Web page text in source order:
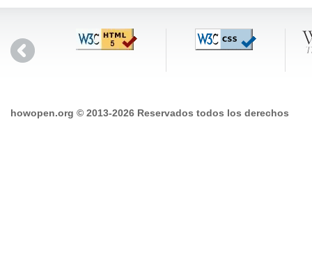
howopen.org © 2013-2026 Reservados todos los derechos